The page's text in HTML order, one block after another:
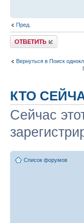
Пред.
Ответить
Вернуться в Поиск
КТО
Сейчас
Список форумов